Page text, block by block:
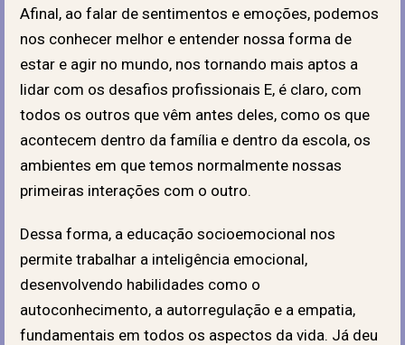
Afinal, ao falar de sentimentos e emoções, podemos
nos conhecer melhor e entender nossa forma de
estar e agir no mundo, nos tornando mais aptos a
lidar com os desafios profissionais E, é claro, com
todos os outros que vêm antes deles, como os que
acontecem dentro da família e dentro da escola, os
ambientes em que temos normalmente nossas
primeiras interações com o outro.
Dessa forma, a educação socioemocional nos
permite trabalhar a inteligência emocional,
desenvolvendo habilidades como o
autoconhecimento, a autorregulação e a empatia,
fundamentais em todos os aspectos da vida. Já deu